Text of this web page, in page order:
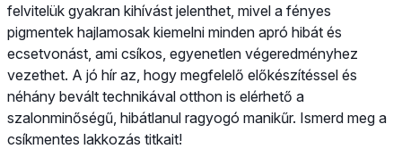
felvitelük gyakran kihívást jelenthet, mivel a fényes
pigmentek hajlamosak kiemelni minden apró hibát és
ecsetvonást, ami csíkos, egyenetlen végeredményhez
vezethet. A jó hír az, hogy megfelelő előkészítéssel és
néhány bevált technikával otthon is elérhető a
szalonminőségű, hibátlanul ragyogó manikűr. Ismerd meg a
csíkmentes lakkozás titkait!